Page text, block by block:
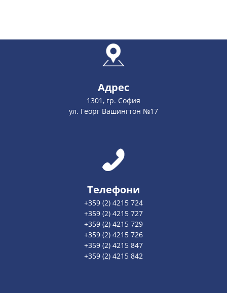
Адрес
1301, гр. София
ул. Георг Вашингтон №17
Телефони
+359 (2) 4215 724
+359 (2) 4215 727
+359 (2) 4215 729
+359 (2) 4215 726
+359 (2) 4215 847
+359 (2) 4215 842